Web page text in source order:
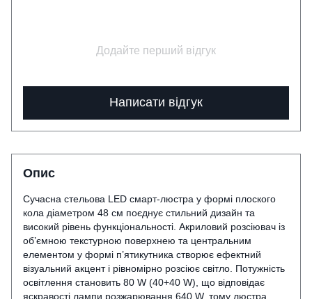
Додайте перший відгук
Написати відгук
Опис
Сучасна стельова LED смарт‑люстра у формі плоского
кола діаметром 48 см поєднує стильний дизайн та
високий рівень функціональності. Акриловий розсіювач із
об’ємною текстурною поверхнею та центральним
елементом у формі п’ятикутника створює ефектний
візуальний акцент і рівномірно розсіює світло. Потужність
освітлення становить 80 W (40+40 W), що відповідає
яскравості лампи розжарювання 640 W, тому люстра